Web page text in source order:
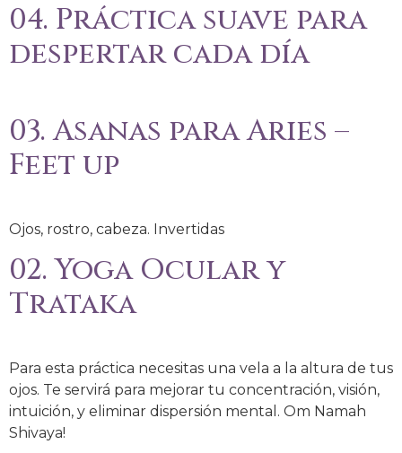
04. Práctica suave para
despertar cada día
03. Asanas para Aries –
Feet up
Ojos, rostro, cabeza. Invertidas
02. Yoga Ocular y
Trataka
Para esta práctica necesitas una vela a la altura de tus
ojos. Te servirá para mejorar tu concentración, visión,
intuición, y eliminar dispersión mental. Om Namah
Shivaya!